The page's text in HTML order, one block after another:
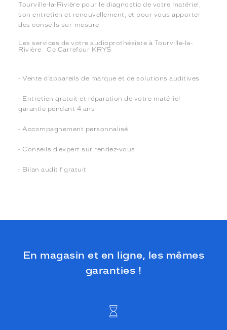
Tourville-la-Rivière pour le diagnostic de votre matériel,
son entretien et renouvellement, et pour vous apporter
des conseils sur-mesure.
Les services de votre audioprothésiste à Tourville-la-
Rivière : Cc Carrefour KRYS
- Vente d’appareils de marque et de solutions auditives
- Entretien gratuit et réparation de votre matériel
garantie pendant 4 ans
- Accompagnement personnalisé
- Conseils d’expert sur rendez-vous
- Bilan auditif gratuit
En magasin et en ligne, les mêmes
garanties !